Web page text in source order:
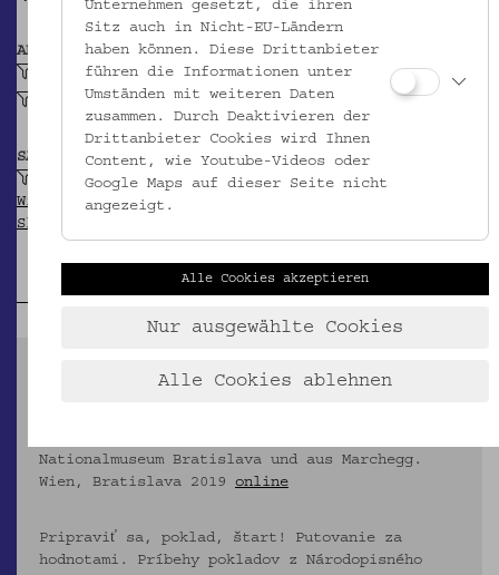
ABBILDUNG
Eichenlaub mit Eichel
SAMMLUNG
Schatzgeschichten aus dem Volkskundemuseum
Wien (Treasures - EU-Projekt INTERREG V-A
Slowakei-Österreich)
AUSSTELLUNGSKATALOG
Nationalmuseum Bratislava und aus Marchegg.
Wien, Bratislava 2019 online
Pripraviť sa, poklad, štart! Putovanie za
hodnotami. Príbehy pokladov z Národopisného
Unternehmen gesetzt, die ihren
Sitz auch in Nicht-EU-Ländern
haben können. Diese Drittanbieter
führen die Informationen unter
Umständen mit weiteren Daten
zusammen. Durch Deaktivieren der
Drittanbieter Cookies wird Ihnen
Content, wie Youtube-Videos oder
Google Maps auf dieser Seite nicht
angezeigt.
Alle Cookies akzeptieren
Nur ausgewählte Cookies
Alle Cookies ablehnen